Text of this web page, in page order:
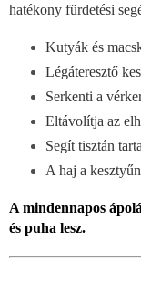
hatékony fürdetési
Kutyák és
Légáteresztő
Serkenti a
Eltávolítja az
Segít tisztán
A haj a
A mindennapos
és puha lesz.